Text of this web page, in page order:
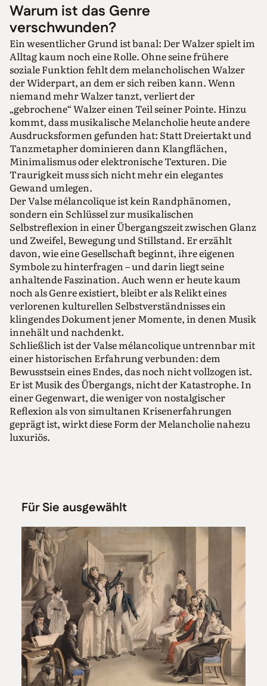
Warum ist das Genre
verschwunden?
Ein wesentlicher Grund ist banal: Der Walzer spielt im
Alltag kaum noch eine Rolle. Ohne seine frühere
soziale Funktion fehlt dem melancholischen Walzer
der Widerpart, an dem er sich reiben kann. Wenn
niemand mehr Walzer tanzt, verliert der
„gebrochene“ Walzer einen Teil seiner Pointe. Hinzu
kommt, dass musikalische Melancholie heute andere
Ausdrucksformen gefunden hat: Statt Dreiertakt und
Tanzmetapher dominieren dann Klangflächen,
Minimalismus oder elektronische Texturen. Die
Traurigkeit muss sich nicht mehr ein elegantes
Gewand umlegen.
Der Valse mélancolique ist kein Randphänomen,
sondern ein Schlüssel zur musikalischen
Selbstreflexion in einer Übergangszeit zwischen Glanz
und Zweifel, Bewegung und Stillstand. Er erzählt
davon, wie eine Gesellschaft beginnt, ihre eigenen
Symbole zu hinterfragen – und darin liegt seine
anhaltende Faszination. Auch wenn er heute kaum
noch als Genre existiert, bleibt er als Relikt eines
verlorenen kulturellen Selbstverständnisses ein
klingendes Dokument jener Momente, in denen Musik
innehält und nachdenkt.
Schließlich ist der Valse mélancolique untrennbar mit
einer historischen Erfahrung verbunden: dem
Bewusstsein eines Endes, das noch nicht vollzogen ist.
Er ist Musik des Übergangs, nicht der Katastrophe. In
einer Gegenwart, die weniger von nostalgischer
Reflexion als von simultanen Krisenerfahrungen
geprägt ist, wirkt diese Form der Melancholie nahezu
luxuriös.
Für Sie ausgewählt